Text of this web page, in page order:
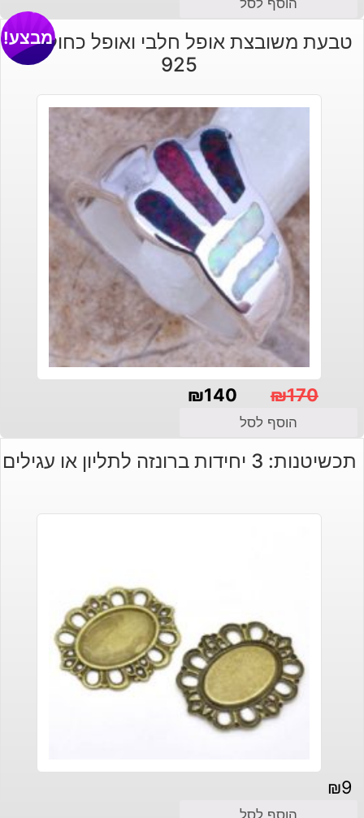
הוסף לסל
טבעת משובצת אופל חלבי ואופל כחול כסף
925
מבצע!
₪170
המקורי
היה:
₪140
הנוכחי
הוא:
הוסף לסל
תכשיטנות: 3 יחידות ברונזה לתליון או עגילים
₪9